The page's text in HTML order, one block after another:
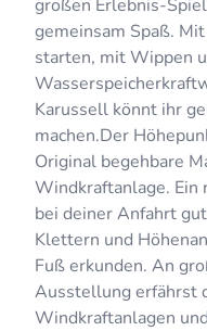
großen Erlebnis-
gemeinsam Spaß.
starten, mit Wippen
Karussell könnt ihr
machen.Der
Original begehbare
Windkraftanlage. Ein
bei deiner Anfahrt
Klettern und
Fuß erkunden. An
Ausstellung erfährst
Windkraftanlagen